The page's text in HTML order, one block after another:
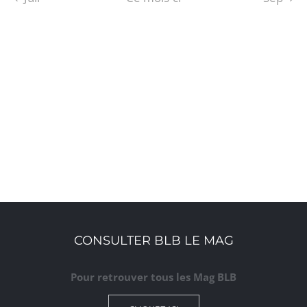
CONSULTER BLB LE MAG
Pour retrouver tous les Mag BLB